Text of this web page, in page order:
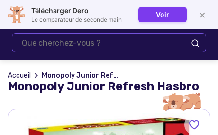
Se connecter
Accueil Monopoly Junior Refresh Hasbro
Monopoly Junior Refresh Hasbro
Télécharger Dero
Le comparateur de seconde main
Voir ×